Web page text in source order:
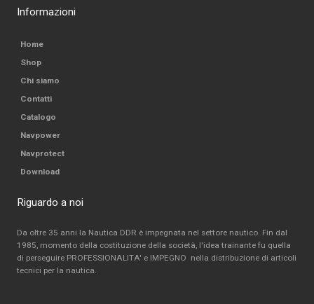
Informazioni
Home
Shop
Chi siamo
Contatti
Catalogo
Navpower
Navprotect
Download
Riguardo a noi
Da oltre 35 anni la Nautica DDR è impegnata nel settore nautico. Fin dal
1985, momento della costituzione della società, l'idea trainante fu quella
di perseguire PROFESSIONALITA' e IMPEGNO nella distribuzione di articoli
tecnici per la nautica.